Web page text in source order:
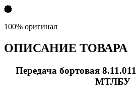
100% оригинал
ОПИСАНИЕ ТОВАРА
Передача бортовая
МТЛБУ